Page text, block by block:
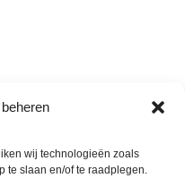
wij technologieën zoals
te slaan en/of te raadplegen.